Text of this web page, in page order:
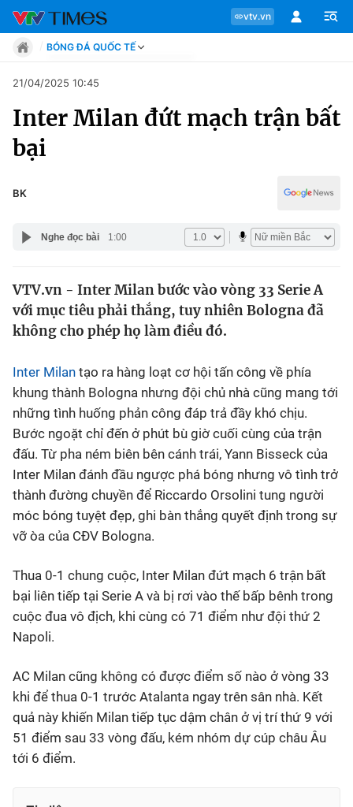
vtv.vn
Chuyên mục
Tin tức
Chân dung
Sự kiện
Bóng đá
Thể thao Điện tử
Các môn khác
VIDEO
Bên lề
BÓNG ĐÁ QUỐC TẾ
Move
Phong cách
Video
21/04/2025 10:45
Inter Milan đứt mạch trận bất
bại
BK
Nghe đọc bài 1:00
VTV.vn - Inter Milan bước vào vòng 33 Serie A
với mục tiêu phải thắng, tuy nhiên Bologna đã
không cho phép họ làm điều đó.
Inter Milan tạo ra hàng loạt cơ hội tấn công về phía
khung thành Bologna nhưng đội chủ nhà cũng mang tới
những tình huống phản công đáp trả đầy khó chịu.
Bước ngoặt chỉ đến ở phút bù giờ cuối cùng của trận
đấu. Từ pha ném biên bên cánh trái, Yann Bisseck của
Inter Milan đánh đầu ngược phá bóng nhưng vô tình trở
thành đường chuyền để Riccardo Orsolini tung người
móc bóng tuyệt đẹp, ghi bàn thắng quyết định trong sự
vỡ òa của CĐV Bologna.
Thua 0-1 chung cuộc, Inter Milan đứt mạch 6 trận bất
bại liên tiếp tại Serie A và bị rơi vào thế bấp bênh trong
cuộc đua vô địch, khi cùng có 71 điểm như đội thứ 2
Napoli.
AC Milan cũng không có được điểm số nào ở vòng 33
khi để thua 0-1 trước Atalanta ngay trên sân nhà. Kết
quả này khiến Milan tiếp tục dậm chân ở vị trí thứ 9 với
51 điểm sau 33 vòng đấu, kém nhóm dự cúp châu Âu
tới 6 điểm.